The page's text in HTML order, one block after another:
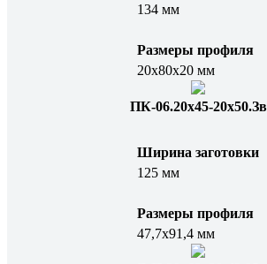
134 мм
Размеры профиля
20х80х20 мм
ПК-06.20х45-20х50.Зв
Ширина заготовки
125 мм
Размеры профиля
47,7х91,4 мм